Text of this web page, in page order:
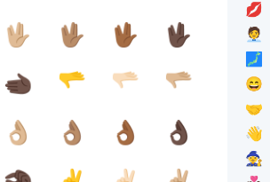
🖖🏼 🖖🏽 🖖🏾
🖖🏿
🫲🏿 🫳 🫳🏻
🫳🏼
👌🏼 👌🏽 👌🏾
👌🏿
💋
🧑‍💼
🗾
😄
🤝
👋
🧙